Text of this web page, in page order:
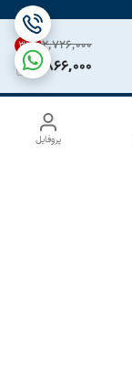
۲٬۷۲۶٬۰۰۰ 31%
1,866,000
پروفایل